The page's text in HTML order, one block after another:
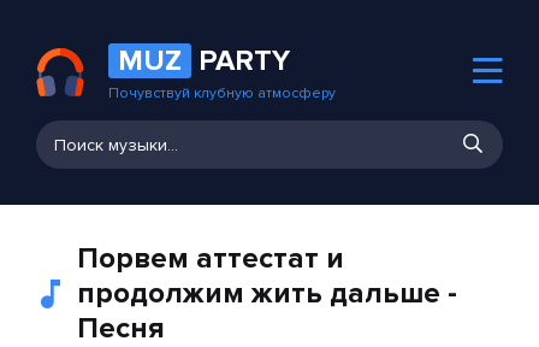
MUZ PARTY
Почувствуй клубную атмосферу
Порвем аттестат и
продолжим жить дальше -
Песня